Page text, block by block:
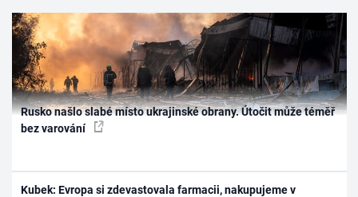
Rusko našlo slabé místo ukrajinské obrany. Útočit může téměř
bez varování
Kubek: Evropa si zdevastovala farmacii, nakupujeme v